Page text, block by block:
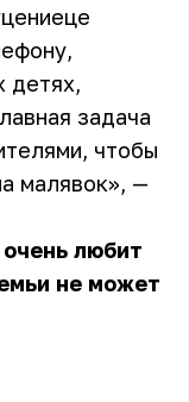
детях,
задача
чтобы
малявок», —
любит
не может